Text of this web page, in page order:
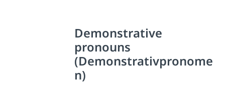
Demonstrative
pronouns
(Demonstrativpronome
n)